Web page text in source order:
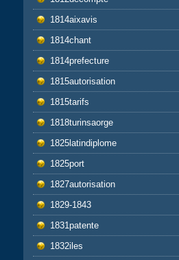
1814aixavis
1814chant
1814prefecture
1815autorisation
1815tarifs
1818turinsaorge
1825latindiplome
1825port
1827autorisation
1829-1843
1831patente
1832iles